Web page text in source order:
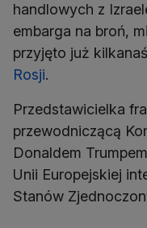
handlowych z
embarga na broń,
przyjęto już
Rosji.
Przedstawicielka
przewodniczącą
Donaldem
Unii Europejskiej
Stanów